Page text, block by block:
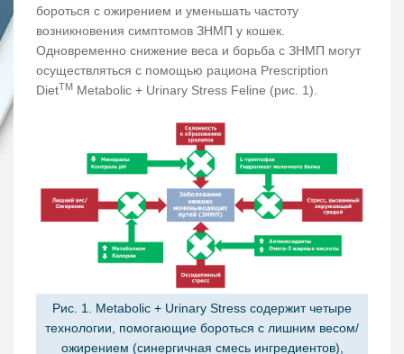
бороться с ожирением и уменьшать частоту
возникновения симптомов ЗНМП у кошек.
Одновременно снижение веса и борьба с ЗНМП могут
осуществляться с помощью рациона Prescription
DietTM Metabolic + Urinary Stress Feline (рис. 1).
Рис. 1. Metabolic + Urinary Stress содержит четыре
технологии, помогающие бороться с лишним весом/
ожирением (синергичная смесь ингредиентов),